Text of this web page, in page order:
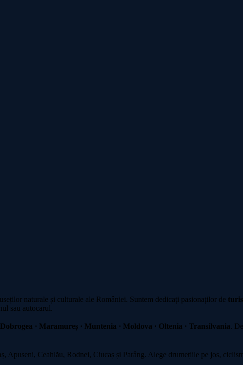
naturale și culturale ale României. Suntem dedicați pasionaților de
sau autocarul.
· Maramureș · Muntenia · Moldova · Oltenia · Transilvania.
Apuseni, Ceahlău, Rodnei, Ciucaș și Parâng. Alege drumețiile pe jos,